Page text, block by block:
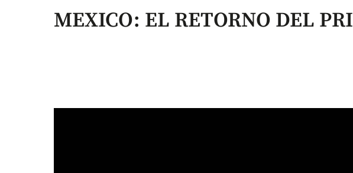
MEXICO: EL RETORNO DEL PRI